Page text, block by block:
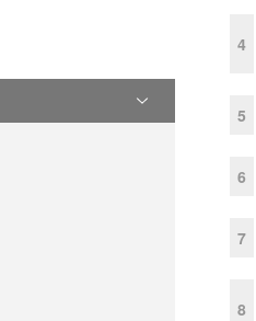
4
5
6
7
8